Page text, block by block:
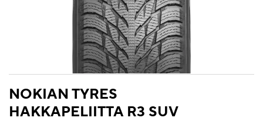
NOKIAN TYRES
HAKKAPELIITTA R3 SUV